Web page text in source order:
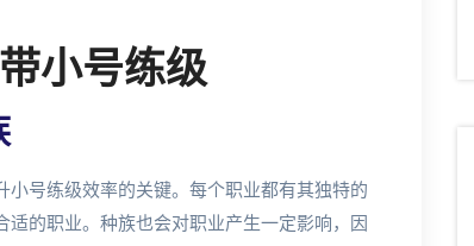
小号练级
号练级效率的关键。每个职业都有其独特的
的职业。种族也会对职业产生一定影响，因